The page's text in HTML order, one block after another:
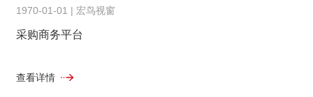
1970-01-01 | 宏鸟视窗
采购商务平台
查看详情